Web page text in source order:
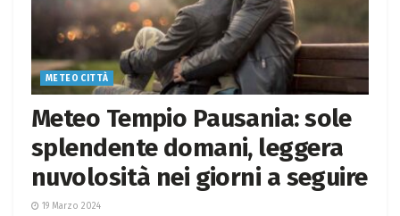
METEO CITTÀ
Meteo Tempio Pausania: sole
splendente domani, leggera
nuvolosità nei giorni a seguire
19 Marzo 2024